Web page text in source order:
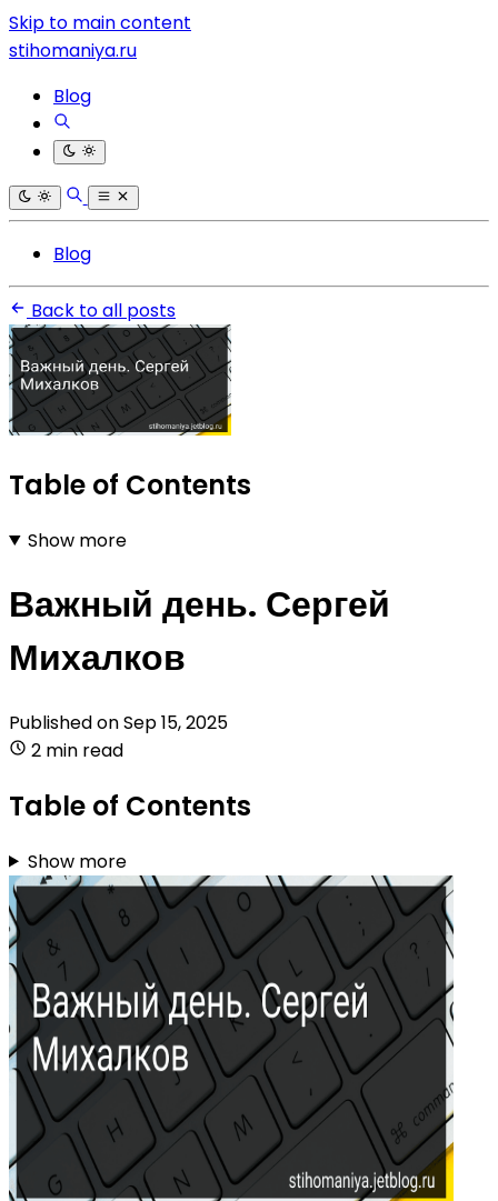
Skip to main content
stihomaniya.ru
Blog
Blog
Back to all posts
Table of Contents
Show more
Важный день. Сергей
Михалков
Published onSep 15, 2025
2 min read
Table of Contents
Show more